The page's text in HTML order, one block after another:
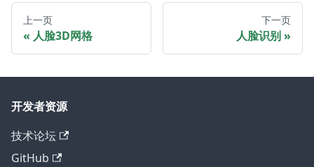
上一页
人脸3D网格
下一页
人脸识别
开发者资源
技术论坛
GitHub